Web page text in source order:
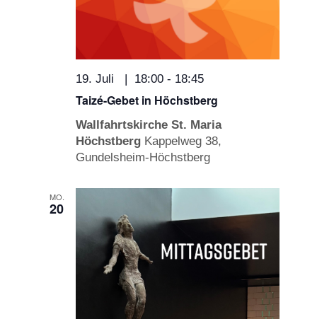
Taizé-Gebet in Höchstberg
19. Juli | 18:00 - 18:45
Wallfahrtskirche St. Maria
Höchstberg Kappelweg 38,
Gundelsheim-Höchstberg
MO.
20